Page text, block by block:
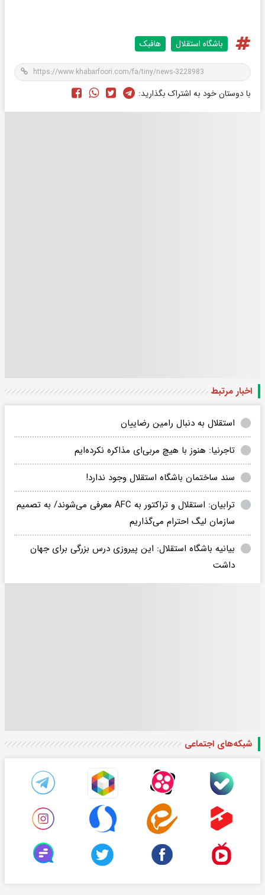
باشگاه استقلال هافبک
با دوستان خود به اشتراک بگذارید:
اخبار مرتبط
استقلال به دنبال رامین رضاییان
تاجرنیا: هنوز با هیچ مربی‌ای مذاکره نکرده‌ایم
سند ساختمان باشگاه استقلال وجود ندارد!
ترابیان: استقلال و تراکتور به AFC معرفی می‌شوند/ به تصمیم
سازمان لیگ احترام می‌گذاریم
بیانیه‌ باشگاه استقلال: این پیروزی درس بزرگی برای جهان
داشت
شبکه‌های اجتماعی